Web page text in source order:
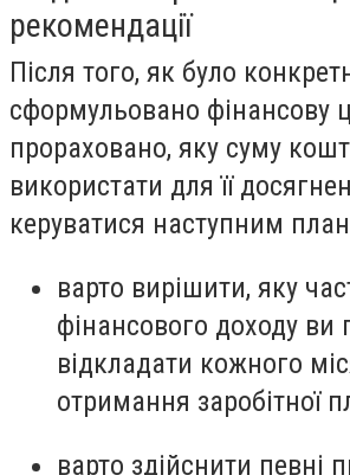
рекомендації
Після того, як було
сформульовано фінансову
прораховано, яку суму
використати для її
керуватися наступним
варто вирішити, яку
фінансового доходу ви
відкладати кожного
отримання заробітної
варто здійснити певні